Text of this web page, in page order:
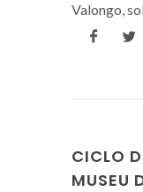
Valongo,
CICLO
MUSEU